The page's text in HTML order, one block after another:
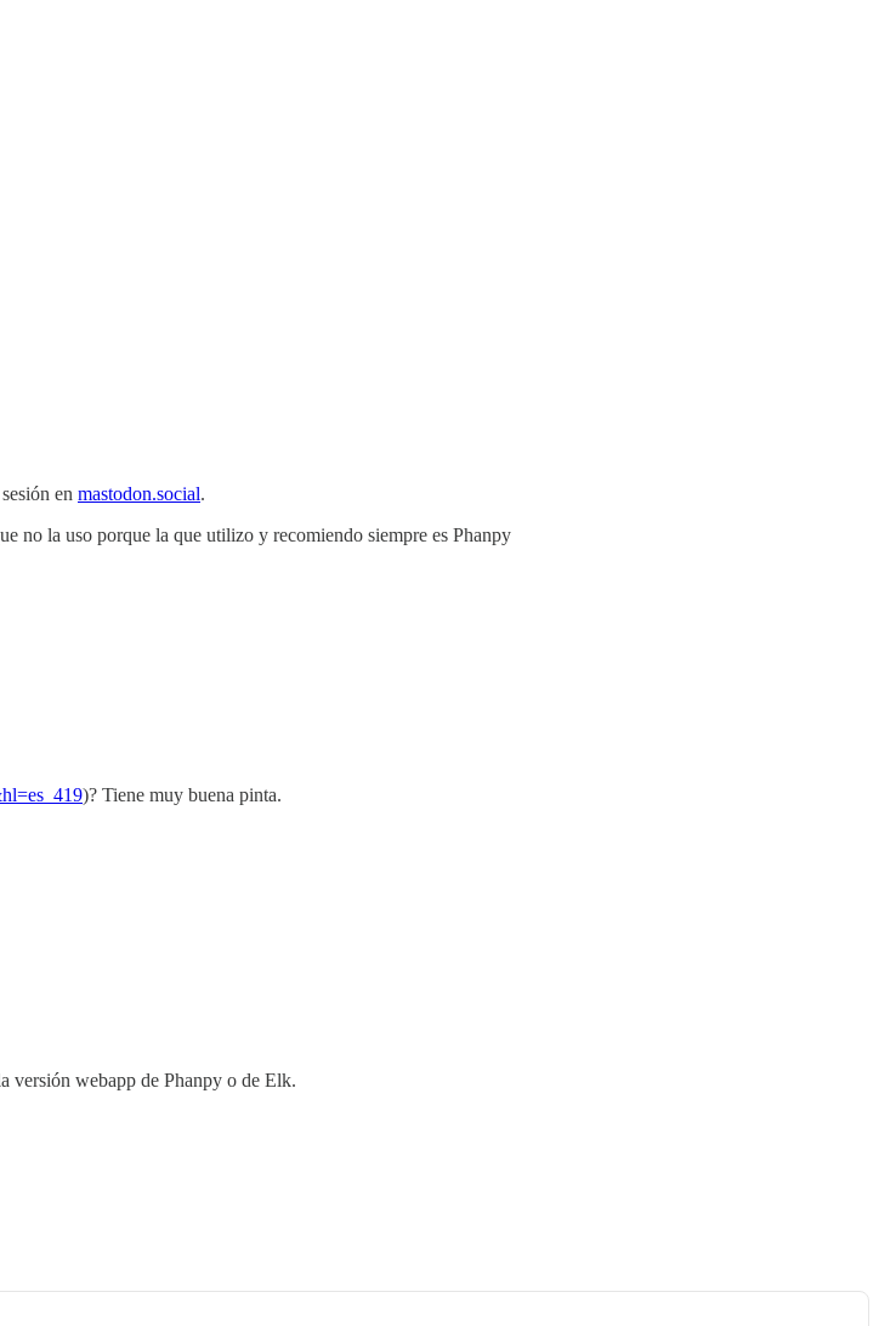
en mastodon.social.
no la uso porque la que utilizo y recomiendo siempre es Phanpy
)? Tiene muy buena pinta.
versión webapp de Phanpy o de Elk.